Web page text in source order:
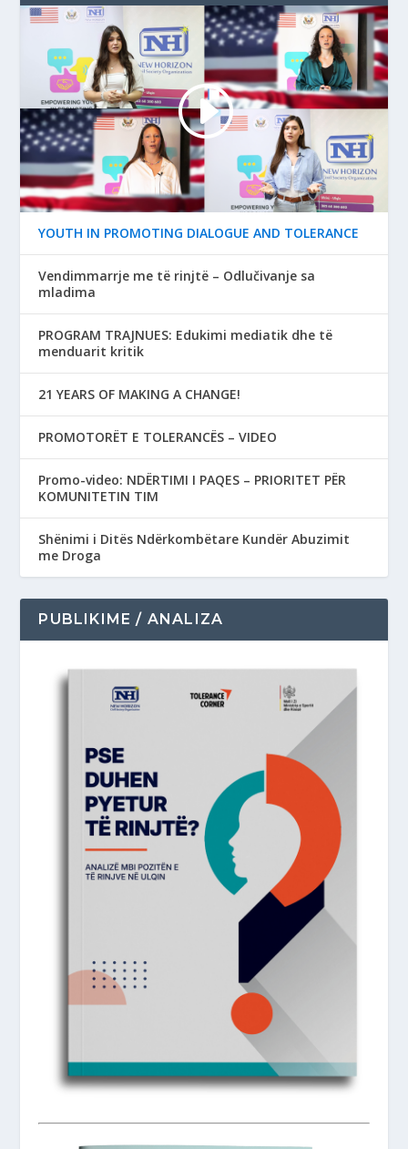
YOUTH IN PROMOTING DIALOGUE AND TOLERANCE
Vendimmarrje me të rinjtë – Odlučivanje sa
mladima
PROGRAM TRAJNUES: Edukimi mediatik dhe të
menduarit kritik
21 YEARS OF MAKING A CHANGE!
PROMOTORËT E TOLERANCËS – VIDEO
Promo-video: NDËRTIMI I PAQES – PRIORITET PËR
KOMUNITETIN TIM
Shënimi i Ditës Ndërkombëtare Kundër Abuzimit
me Droga
PUBLIKIME / ANALIZA